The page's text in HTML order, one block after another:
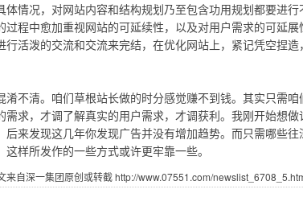
情况，对网站内容和结构规划乃至包含功用规划都要进
程中愈加重视网站的可延续性，以及对用户需求的可延
活泼的交流和交流来完结，在优化网站上，紧记凭空捏
清。咱们草根站长做的时分感觉赚不到钱。其实只需咱
求，才调了解真实的用户需求，才调获利。我刚开始想
来发现这几年你发现广告并没有增加趋势。而只需哪些
样所发作的一些方式或许更牢靠一些。
来自深一集团原创或转截 http://www.07551.com/